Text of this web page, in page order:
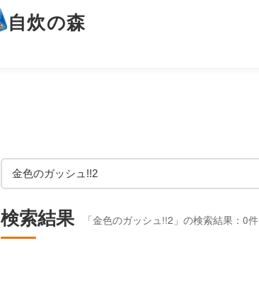
自炊の森
検索結果 「金色のガッシュ!!2」の検索結果：0件